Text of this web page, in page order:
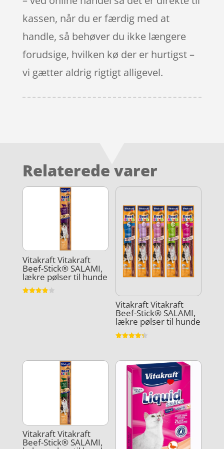
kassen, når du er færdig med at
handle, så behøver du ikke længere
forudsige, hvilken kø der er hurtigst –
vi gætter aldrig rigtigt alligevel.
Relaterede varer
Vitakraft Vitakraft
Beef-Stick® SALAMI,
lækre pølser til hunde
Vitakraft Vitakraft
Beef-Stick® SALAMI,
lækre pølser til hunde
Vitakraft Vitakraft
Beef-Stick® SALAMI,